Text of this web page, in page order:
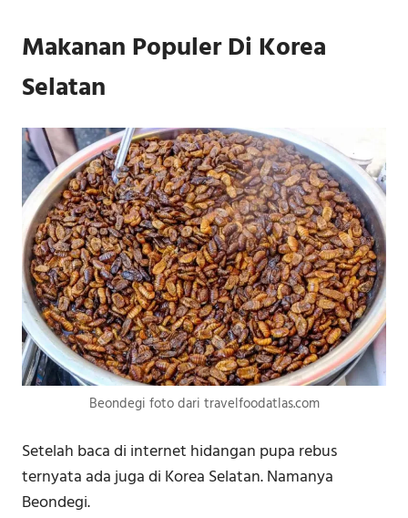
Makanan Populer Di Korea
Selatan
Beondegi foto dari travelfoodatlas.com
Setelah baca di internet hidangan pupa rebus
ternyata ada juga di Korea Selatan. Namanya
Beondegi.